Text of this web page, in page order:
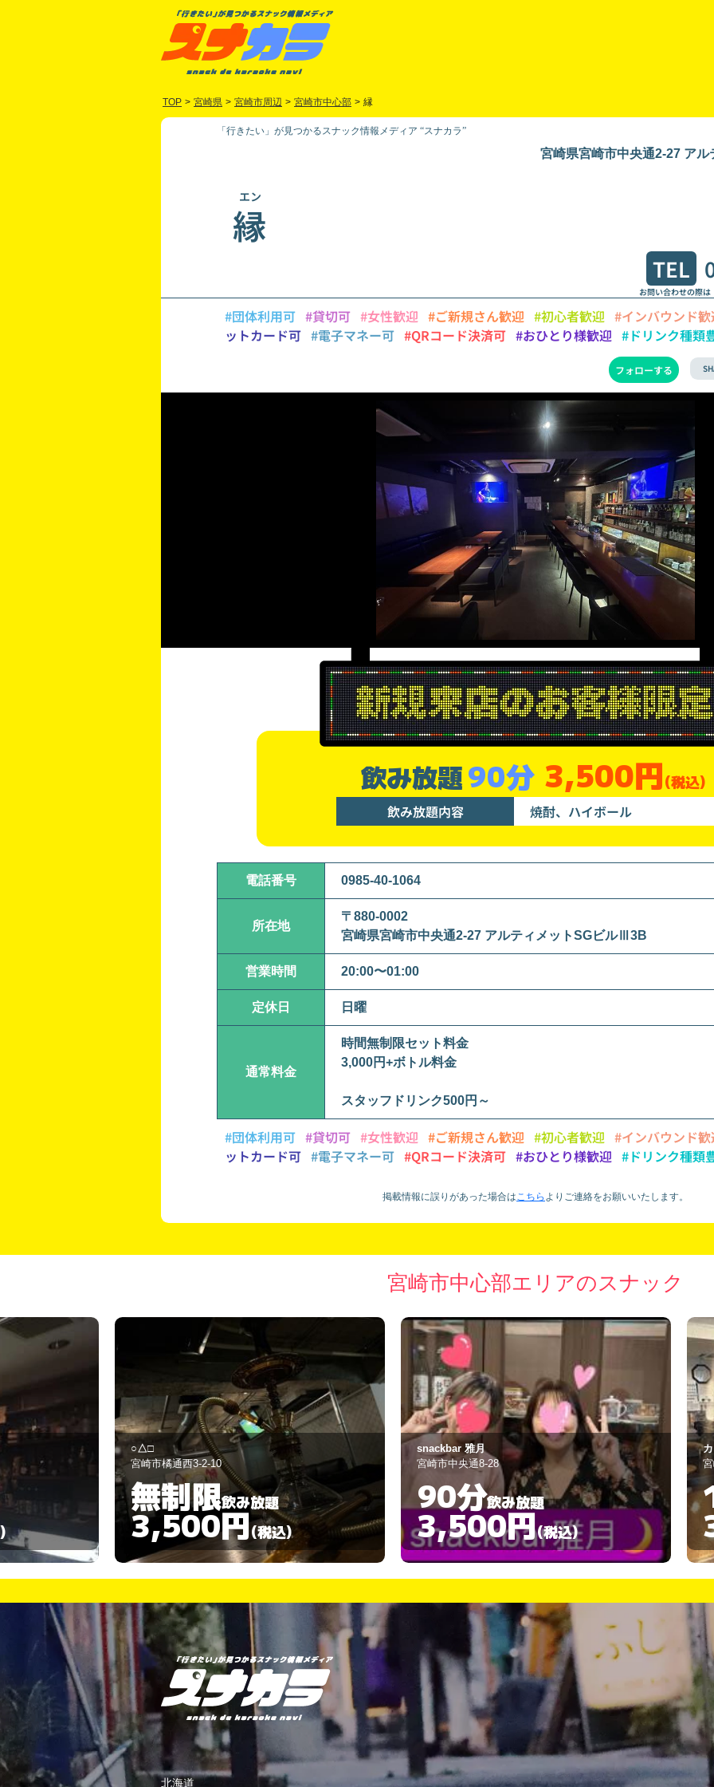
TOP > 宮崎県 > 宮崎市周辺 > 宮崎市中心部 > 縁
「行きたい」が見つかるスナック情報メディア “スナカラ”
宮崎県宮崎市中央通2-27 ア
エン
縁
TEL
お問い合わせの際
#団体利用可 #貸切可 #女性歓迎 #ご新規さん歓迎 #初心者歓迎 #インバウンド
ットカード可 #電子マネー可 #QRコード決済可 #おひとり様歓迎 #ドリンク種類
フォローする
飲み放題90分 3,500円(税込)
飲み放題内容 焼酎、ハイボール
電話番号 0985-40-1064
所在地
〒880-0002
宮崎県宮崎市中央通2-27 アルティメットSGビルⅢ3B
営業時間 20:00〜01:00
定休日 日曜
通常料金
時間無制限セット料金
3,000円+ボトル料金
スタッフドリンク500円～
#団体利用可 #貸切可 #女性歓迎 #ご新規さん歓迎 #初心者歓迎 #インバウンド
ットカード可 #電子マネー可 #QRコード決済可 #おひとり様歓迎 #ドリンク種類
掲載情報に誤りがあった場合はこちら より ご連絡をお願いいたします。
宮崎市中心部エリアのスナック
snackbar 雅月
宮崎市中央通8-28
90分飲み放題
3,500円(税込)
カラオケスナック リーフ
宮崎市橘通西2-4-15
120分飲み放題
3,000円(税込)
北海道